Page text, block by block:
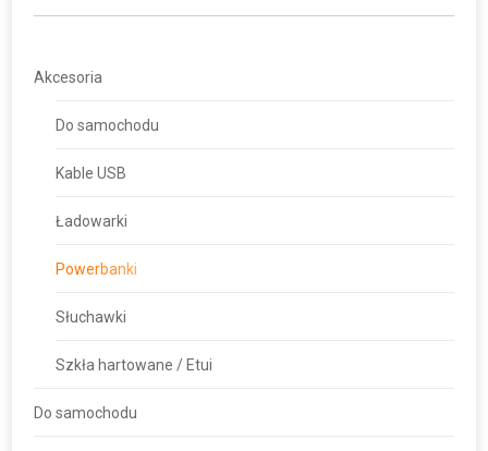
Akcesoria
Do samochodu
Kable USB
Ładowarki
Powerbanki
Słuchawki
Szkła hartowane / Etui
Do samochodu